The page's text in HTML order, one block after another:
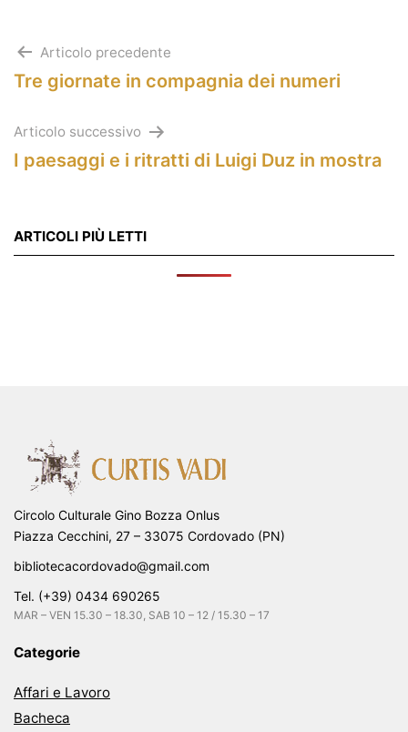
Navigazione
articoli
Articolo precedente
Tre giornate in compagnia dei numeri
Articolo successivo
I paesaggi e i ritratti di Luigi Duz in mostra
ARTICOLI PIÙ LETTI
Circolo Culturale Gino Bozza Onlus
Piazza Cecchini, 27 – 33075 Cordovado (PN)
bibliotecacordovado@gmail.com
Tel. (+39) 0434 690265
MAR – VEN 15.30 – 18.30, SAB 10 – 12 / 15.30 – 17
Categorie
Affari e Lavoro
Bacheca